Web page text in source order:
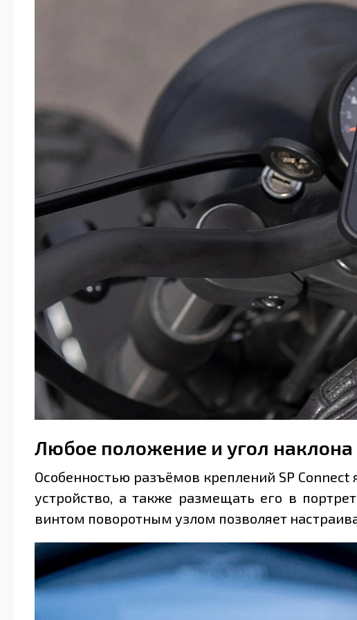
Любое положение и угол наклона
Особенностью разъёмов креплений SP
устройство, а также размещать его в
винтом поворотным узлом позволяет